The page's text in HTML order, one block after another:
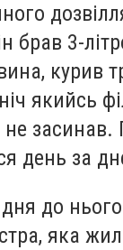
брав 3-
курив
якийсь
засинав.
день за
до
яка